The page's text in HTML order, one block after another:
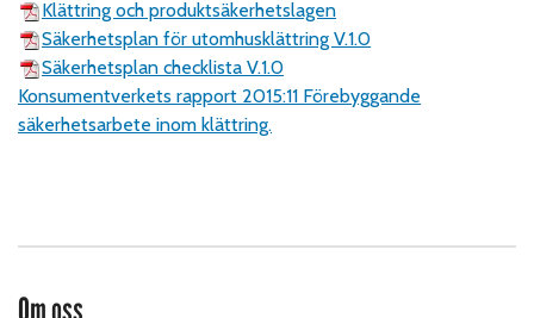
Klättring och produktsäkerhetslagen
Säkerhetsplan för utomhusklättring V.1.0
Säkerhetsplan checklista V.1.0
Konsumentverkets rapport 2015:11 Förebyggande
säkerhetsarbete inom klättring.
Om oss